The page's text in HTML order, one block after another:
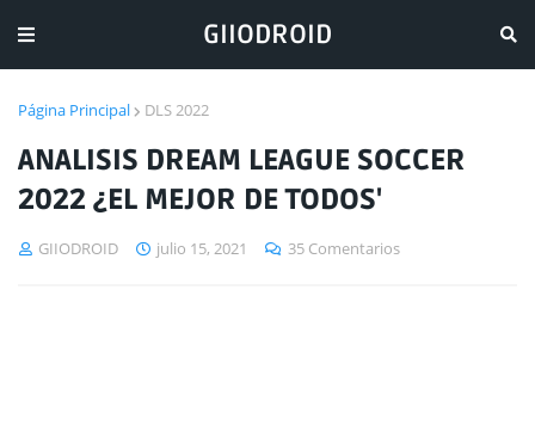
GIIODROID
Página Principal DLS 2022
ANALISIS DREAM LEAGUE SOCCER
2022 ¿EL MEJOR DE TODOS'
GIIODROID julio 15, 2021 35 Comentarios